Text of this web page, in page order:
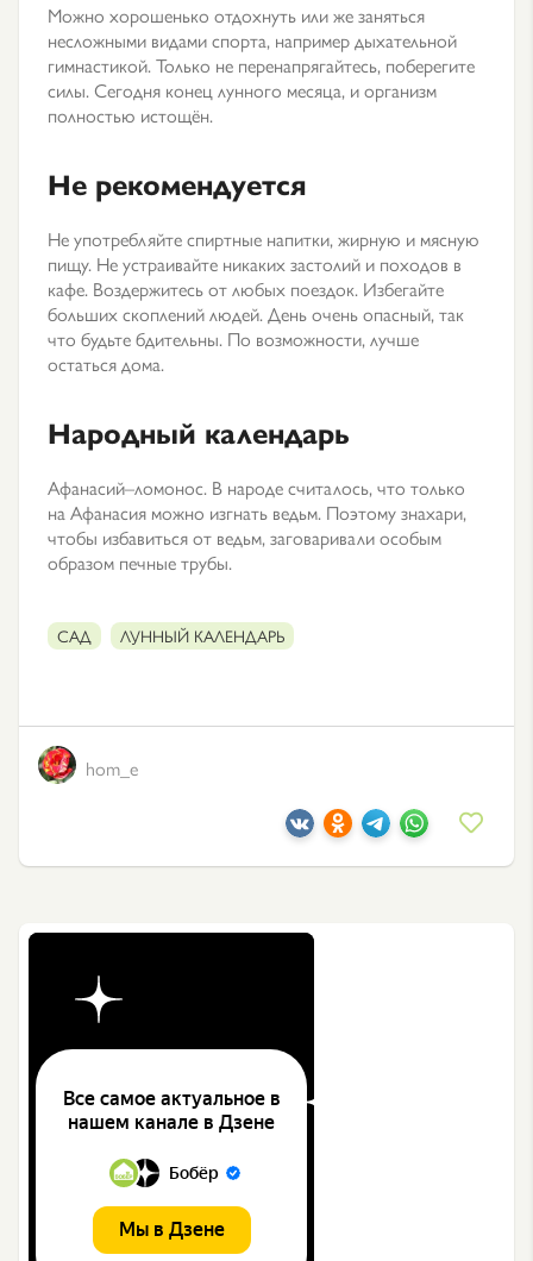
Можно хорошенько отдохнуть или же заняться
несложными видами спорта, например дыхательной
гимнастикой. Только не перенапрягайтесь, поберегите
силы. Сегодня конец лунного месяца, и организм
полностью истощён.
Не рекомендуется
Не употребляйте спиртные напитки, жирную и мясную
пищу. Не устраивайте никаких застолий и походов в
кафе. Воздержитесь от любых поездок. Избегайте
больших скоплений людей. День очень опасный, так
что будьте бдительны. По возможности, лучше
остаться дома.
Народный календарь
Афанасий–ломонос. В народе считалось, что только
на Афанасия можно изгнать ведьм. Поэтому знахари,
чтобы избавиться от ведьм, заговаривали особым
образом печные трубы.
САД ЛУННЫЙ КАЛЕНДАРЬ
hom_e